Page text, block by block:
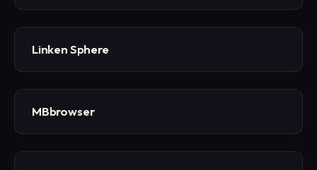
Linken Sphere
MBbrowser